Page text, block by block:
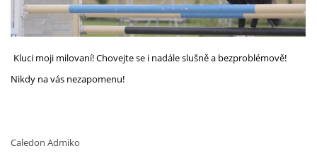
Kluci moji milovaní! Chovejte se i nadále slušně a bezproblémově!
Nikdy na vás nezapomenu!
Caledon Admiko